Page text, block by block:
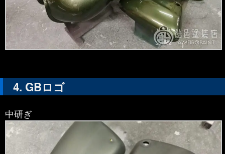
GBロゴ
中研ぎ